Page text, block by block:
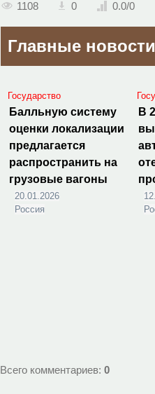
1108
0 0.0/0
Главные новости
Государство
Балльную систему
оценки локализации
предлагается
распространить на
грузовые вагоны
20.01.2026
Россия
В
Всего комментариев: 0